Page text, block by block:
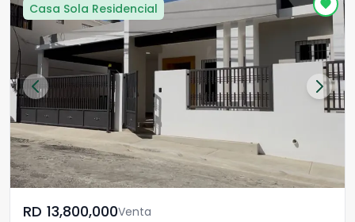
Casa Sola Residencial
RD	13,800,000Venta